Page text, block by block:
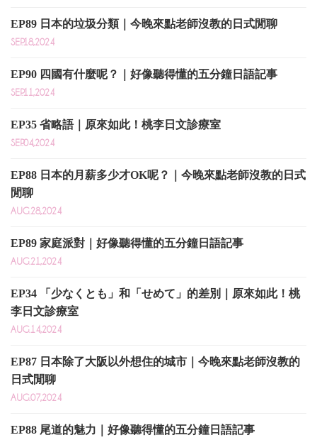
EP89 日本的垃圾分類｜今晚來點老師沒教的日式閒聊
SEP.18,2024
EP90 四國有什麼呢？｜好像聽得懂的五分鐘日語記事
SEP.11,2024
EP35 省略語｜原來如此！桃李日文診療室
SEP.04,2024
EP88 日本的月薪多少才OK呢？｜今晚來點老師沒教的日式
閒聊
AUG.28,2024
EP89 家庭派對｜好像聽得懂的五分鐘日語記事
AUG.21,2024
EP34 「少なくとも」和「せめて」的差別｜原來如此！桃
李日文診療室
AUG.14,2024
EP87 日本除了大阪以外想住的城市｜今晚來點老師沒教的
日式閒聊
AUG.07,2024
EP88 尾道的魅力｜好像聽得懂的五分鐘日語記事